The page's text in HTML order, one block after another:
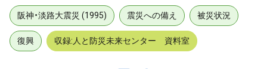
阪神・淡路大震災 (1995) 震災への備え 被災状況
復興 収録:人と防災未来センター 資料室